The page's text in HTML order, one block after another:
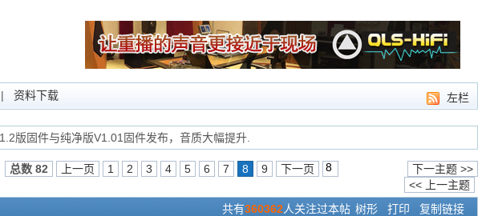
左栏
| 资料下载
版固件与纯净版V1.01固件发布，音质大幅提升.
下一主题 >>
<< 上一主题
总数 82 上一页 1 2 3 4 5 6 7 8 9 下一页
共有360362人关注过本帖 树形 打印 复制链接